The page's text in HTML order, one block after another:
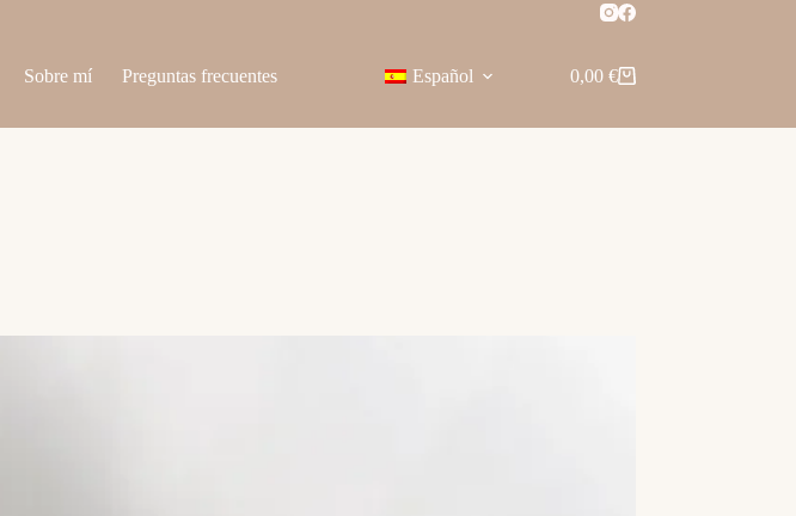
Sobre mí Preguntas frecuentes Español
Carro
compra
0,00 €